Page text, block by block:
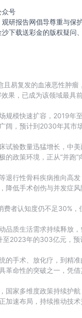
众号
观研报告网倡导尊重与
下载送彩金的版权疑问
且易复发的血液恶性肿
果，已成为该领域最具
规模快速扩容，2019年
阔，预计到2030年其市
试验数量迅猛增长，中
的政策环境，正从“并
退行性骨科疾病推向高
降低手术创伤与并发症
者认知度仍不足30%，
品质生活需求持续释放
2023年的303亿元，
的手术、放化疗，到精
革命性的突破之一，凭
国家多维度政策持续护
加速布局，持续推动技